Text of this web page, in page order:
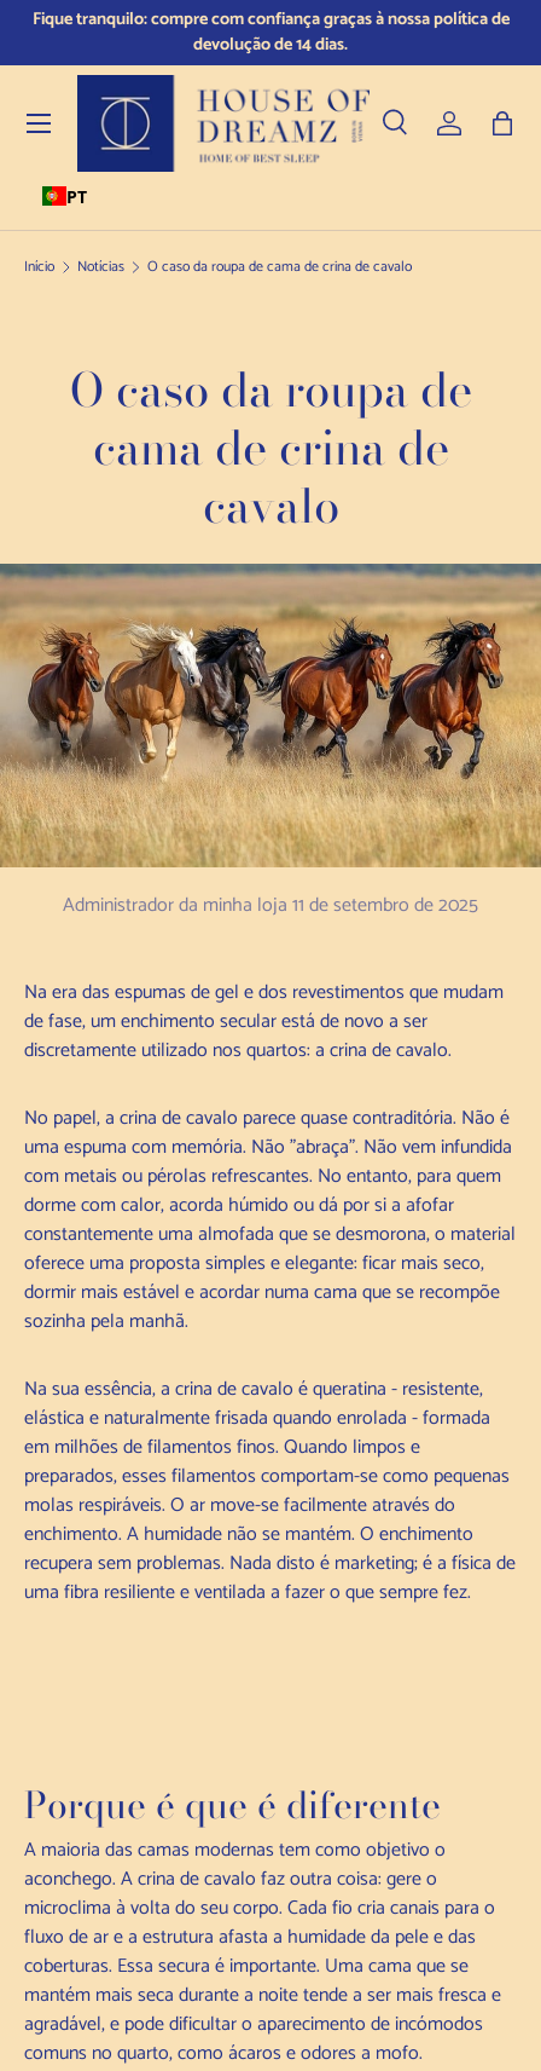
Saltar para o conteúdo
Fique tranquilo: compre com confiança graças à nossa política de
devolução de 14 dias.
PT
Pesquisar
Tipo de produto
PesquisarIniciar Saco
Menu
Início Notícias O caso da roupa de cama de crina de cavalo
O caso da roupa de
cama de crina de
cavalo
Administrador da minha loja11 de setembro de 2025
Na era das espumas de gel e dos revestimentos que mudam
de fase, um enchimento secular está de novo a ser
discretamente utilizado nos quartos: a crina de cavalo.
No papel, a crina de cavalo parece quase contraditória. Não é
uma espuma com memória. Não "abraça". Não vem infundida
com metais ou pérolas refrescantes. No entanto, para quem
dorme com calor, acorda húmido ou dá por si a afofar
constantemente uma almofada que se desmorona, o material
oferece uma proposta simples e elegante: ficar mais seco,
dormir mais estável e acordar numa cama que se recompõe
sozinha pela manhã.
Na sua essência, a crina de cavalo é queratina - resistente,
elástica e naturalmente frisada quando enrolada - formada
em milhões de filamentos finos. Quando limpos e
preparados, esses filamentos comportam-se como pequenas
molas respiráveis. O ar move-se facilmente através do
enchimento. A humidade não se mantém. O enchimento
recupera sem problemas. Nada disto é marketing; é a física de
uma fibra resiliente e ventilada a fazer o que sempre fez.
Porque é que é diferente
A maioria das camas modernas tem como objetivo o
aconchego. A crina de cavalo faz outra coisa: gere o
microclima à volta do seu corpo. Cada fio cria canais para o
fluxo de ar e a estrutura afasta a humidade da pele e das
coberturas. Essa secura é importante. Uma cama que se
mantém mais seca durante a noite tende a ser mais fresca e
agradável, e pode dificultar o aparecimento de incómodos
comuns no quarto, como ácaros e odores a mofo.